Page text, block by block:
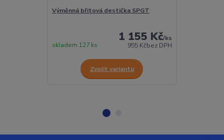
Výměnná břitová destička SPGT
1 155 Kč/ks
955 Kčbez DPH
skladem 127 ks
Zvolit variantu